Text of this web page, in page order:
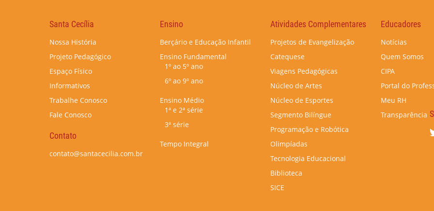
Santa Cecília
Nossa História
Projeto Pedagógico
Espaço Físico
Informativos
Trabalhe Conosco
Fale Conosco
Contato
contato@santacecilia.com.br
Ensino
Berçário e Educação Infantil
Ensino Fundamental
1º ao 5º ano
6º ao 9º ano
Ensino Médio
1ª e 2ª série
3ª série
Tempo Integral
Atividades Complementares
Projetos de Evangelização
Catequese
Viagens Pedagógicas
Núcleo de Artes
Núcleo de Esportes
Segmento Bilíngue
Programação e Robótica
Olimpíadas
Tecnologia Educacional
Biblioteca
SICE
Educadores
Notícias
Quem Somos
CIPA
Portal do
Meu RH
Transparência